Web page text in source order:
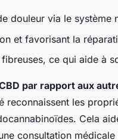
douleur via le système
et favorisant la
ce qui aide à
par rapport aux
reconnaissent les
Cela
consultation